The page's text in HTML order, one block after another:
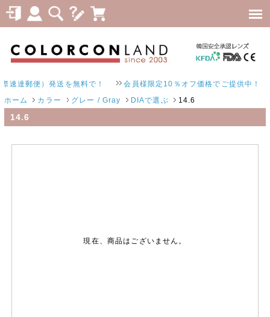
達郵便）発送を無料で！ 会員様限定10％オフ価格でご提供中！
ホーム カラー グレー / Gray DIAで選ぶ 14.6
14.6
現在、商品はございません。